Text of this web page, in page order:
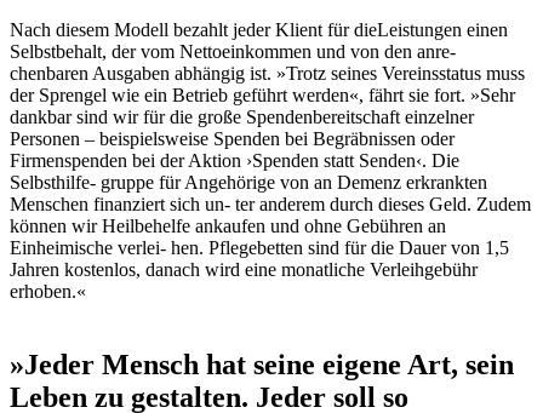
Nach diesem Modell bezahlt jeder Klient für dieLeistungen einen
Selbstbehalt, der vom Nettoeinkommen und von den anre-
chenbaren Ausgaben abhängig ist. »Trotz seines Vereinsstatus muss
der Sprengel wie ein Betrieb geführt werden«, fährt sie fort. »Sehr
dankbar sind wir für die große Spendenbereitschaft einzelner
Personen – beispielsweise Spenden bei Begräbnissen oder
Firmenspenden bei der Aktion ›Spenden statt Senden‹. Die
Selbsthilfe- gruppe für Angehörige von an Demenz erkrankten
Menschen finanziert sich un- ter anderem durch dieses Geld. Zudem
können wir Heilbehelfe ankaufen und ohne Gebühren an
Einheimische verlei- hen. Pflegebetten sind für die Dauer von 1,5
Jahren kostenlos, danach wird eine monatliche Verleihgebühr
erhoben.«
»Jeder Mensch hat seine eigene Art, sein
Leben zu gestalten. Jeder soll so